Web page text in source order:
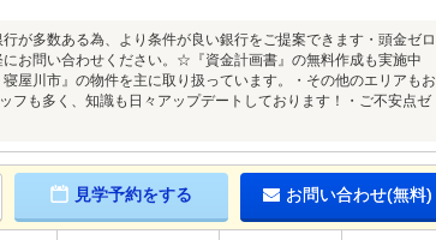
が多数ある為、より条件が良い銀行をご提案できます・頭金ゼロ
お問い合わせください。☆『資金計画書』の無料作成も実施中
川市』の物件を主に取り扱っています。・その他のエリアもお
フも多く、知識も日々アップデートしております！・ご不安点ゼ
見学予約をする お問い合わせ(無料)